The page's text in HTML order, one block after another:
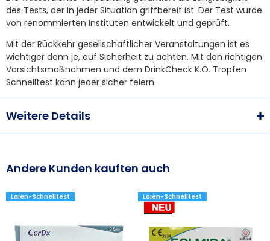
des Tests, der in jeder Situation griffbereit ist. Der Test wurde
von renommierten Instituten entwickelt und geprüft.
Mit der Rückkehr gesellschaftlicher Veranstaltungen ist es
wichtiger denn je, auf Sicherheit zu achten. Mit den richtigen
Vorsichtsmaßnahmen und dem DrinkCheck K.O. Tropfen
Schnelltest kann jeder sicher feiern.
Weitere Details
Andere Kunden kauften auch
Laien-Schnelltest Laien-Schnelltest